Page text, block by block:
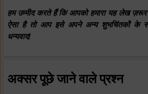
हम उम्मीद करते हैं कि आपको हमारा यह लेख
ऐसा है तो आप इसे अपने अन्य शुभचिंतकों के
धन्यवाद!
अक्सर पूछे जाने वाले प्रश्न